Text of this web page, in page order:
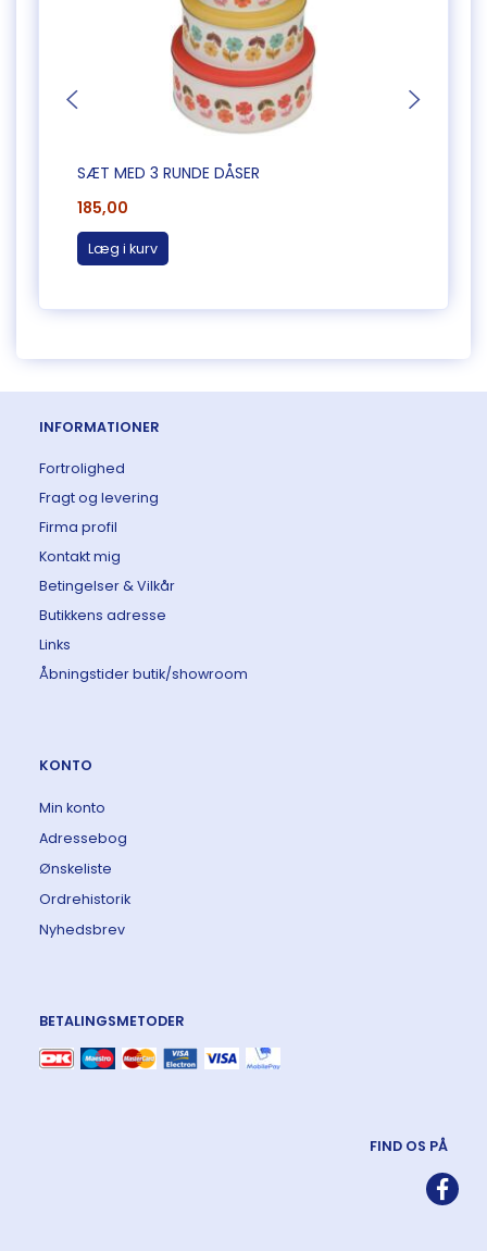
SÆT MED 3 RUNDE DÅSER
185,00
Læg i kurv
INFORMATIONER
Fortrolighed
Fragt og levering
Firma profil
Kontakt mig
Betingelser & Vilkår
Butikkens adresse
Links
Åbningstider butik/showroom
KONTO
Min konto
Adressebog
Ønskeliste
Ordrehistorik
Nyhedsbrev
BETALINGSMETODER
FIND OS PÅ